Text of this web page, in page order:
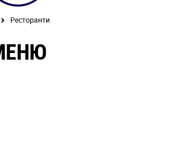
Ресторанти